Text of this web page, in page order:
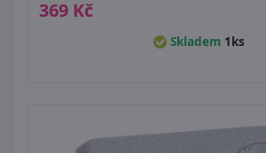
369 Kč
Skladem 1ks